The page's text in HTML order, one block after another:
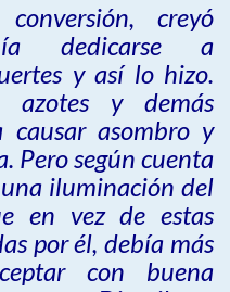
creyó
dedicarse a
y así lo hizo.
azotes y demás
causar asombro y
Pero según cuenta
iluminación del
en vez de estas
por él, debía más
con buena